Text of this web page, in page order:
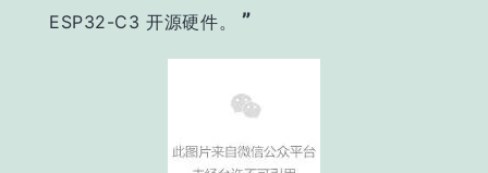
ESP32-C3 开源硬件。
”